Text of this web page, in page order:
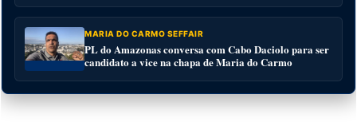
MARIA DO CARMO SEFFAIR
PL do Amazonas conversa com Cabo Daciolo para ser
candidato a vice na chapa de Maria do Carmo